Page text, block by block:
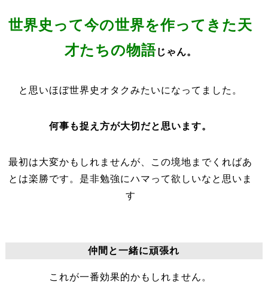
世界史って今の世界を作ってきた天
才たちの物語じゃん。
と思いほぼ世界史オタクみたいになってました。
何事も捉え方が大切だと思います。
最初は大変かもしれませんが、この境地までくればあ
とは楽勝です。是非勉強にハマって欲しいなと思いま
す
仲間と一緒に頑張れ
これが一番効果的かもしれません。